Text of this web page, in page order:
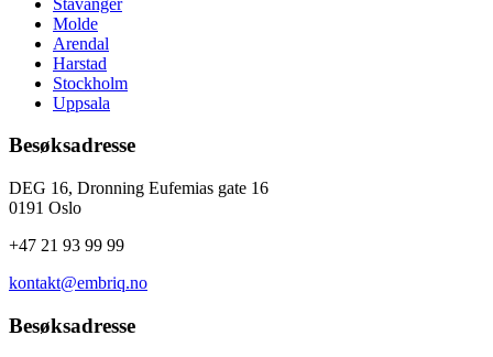
Molde
Arendal
Harstad
Stockholm
Uppsala
Besøksadresse
DEG 16, Dronning Eufemias gate 16
0191 Oslo
+47 21 93 99 99
kontakt@embriq.no
Besøksadresse